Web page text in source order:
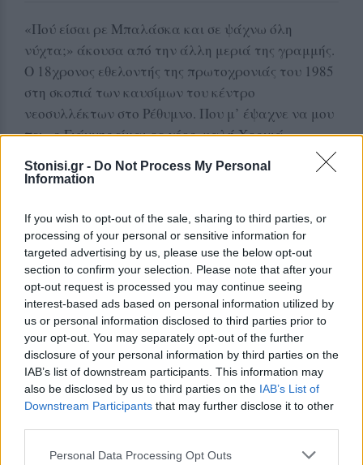
Stonisi.gr - Do Not Process My Personal
Information
If you wish to opt-out of the sale, sharing to third parties, or
processing of your personal or sensitive information for
targeted advertising by us, please use the below opt-out
section to confirm your selection. Please note that after your
opt-out request is processed you may continue seeing
interest-based ads based on personal information utilized by
us or personal information disclosed to third parties prior to
your opt-out. You may separately opt-out of the further
disclosure of your personal information by third parties on the
IAB’s list of downstream participants. This information may
also be disclosed by us to third parties on the IAB’s List of
Downstream Participants that may further disclose it to other
Personal Data Processing Opt Outs
«Πού είσαι ρε Μπαλάσκα και σε ψάχνω όλη
νύχτα;» άκουσα από την άλλη μεριά της γραμμής.
Ο 18χρονος εθελοντής της πρωτοχρονιάς του 1985
στη σκοπιά των καυσίμων του κέντρο
νεοσυλλέκτων στο Ρέθυμνο. Που μ’ έψαχνε να μου
πει «ο Γιάννης είμαι ρε γέρο, καλή Χρονιά».
«Και πού ‘σαι ρε… Ευχαριστώ ρε για πέρυσι. Άμα
κονιάκ που σου χρωστώ…»
Ακόμα μου το χρωστάει… Κι ας βρέθηκα στην
Κρήτη και μια και δυο και τρεις και πολλές άλλες
φορές. Δεν πήγα να τον δω, δεν έτυχε. Το είχα
ξεχάσει κι όλας το περιστατικό. Μεγαλώσαμε θα
πείτε και πλέον δε μας βαραίνουν μόνο τα δάκρυα
που δεν ξεχύθηκαν από τα μάτια.
«Καλή Χρονιά» συνάδελφε στρατιώτη εκείνης της
Πρωτοχρονιάς πριν 35 χρόνια…
Δείτε περισσότερα άρθρα μας στα αποτελέσματα